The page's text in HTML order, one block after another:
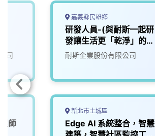
司
師
嘉義縣民雄鄉
研發人員-(與耐斯一起研
發讓生活更「乾淨」的未
來)1
耐斯企業股份有限公司
新北市土城區
Edge AI 系統整合，智慧